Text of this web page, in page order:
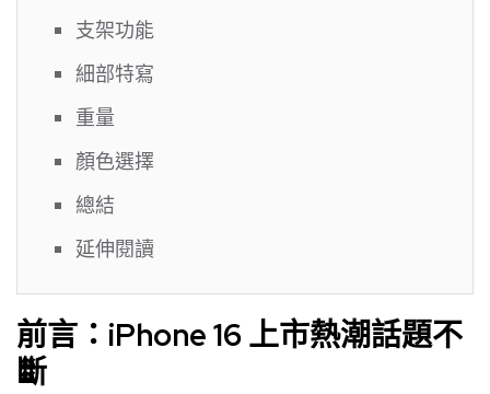
支架功能
細部特寫
重量
顏色選擇
總結
延伸閱讀
前言：iPhone 16 上市熱潮話題不
斷